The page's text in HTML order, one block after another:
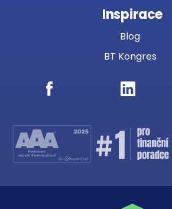
Inspirace
Blog
BT Kongres